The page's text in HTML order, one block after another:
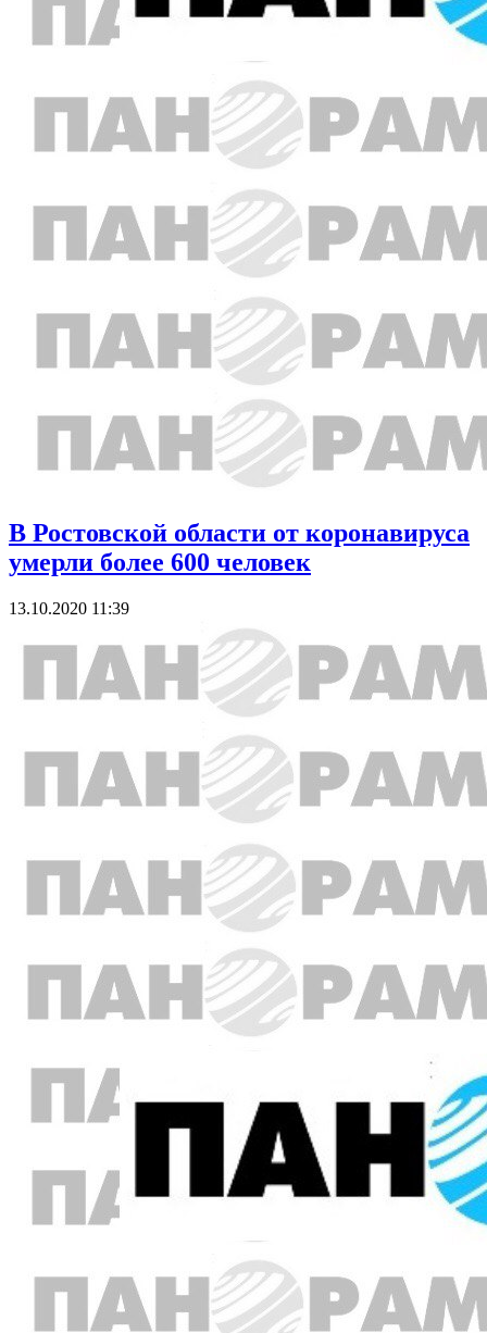
В Ростовской области от коронавируса
умерли более 600 человек
13.10.2020 11:39